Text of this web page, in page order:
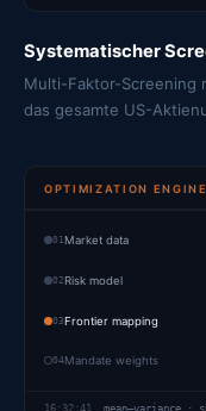
Systematischer
Multi-Faktor-Screening
das gesamte US-
OPTIMIZATION ENGINE
01 Market data
02 Risk model
03Frontier mapping
04Mandate weights
16:32:41 mean–variance ·